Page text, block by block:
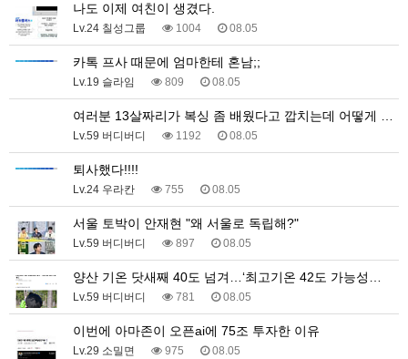
나도 이제 여친이 생겼다.
Lv.24 칠성그룹 1004 08.05
카톡 프사 때문에 엄마한테 혼남;;
Lv.19 슬라임 809 08.05
여러분 13살짜리가 복싱 좀 배웠다고 깝치는데 어떻게 …
Lv.59 버디버디 1192 08.05
퇴사했다!!!!
Lv.24 우라칸 755 08.05
서울 토박이 안재현 "왜 서울로 독립해?"
Lv.59 버디버디 897 08.05
양산 기온 닷새째 40도 넘겨…‘최고기온 42도 가능성…
Lv.59 버디버디 781 08.05
이번에 아마존이 오픈ai에 75조 투자한 이유
Lv.29 소밀면 975 08.05